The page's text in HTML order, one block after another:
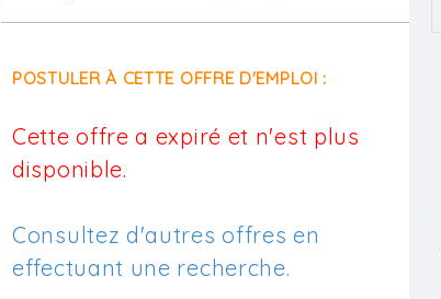
POSTULER À CETTE OFFRE D'EMPLOI :
Cette offre a expiré et n'est plus
disponible.
Consultez d'autres offres en
effectuant une recherche.